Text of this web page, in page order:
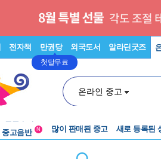
전자책 만권당
첫달무료
외국도서 알라딘굿즈
온라인 중고
중고음반
N 많이 판매된 중고 새로 등록된